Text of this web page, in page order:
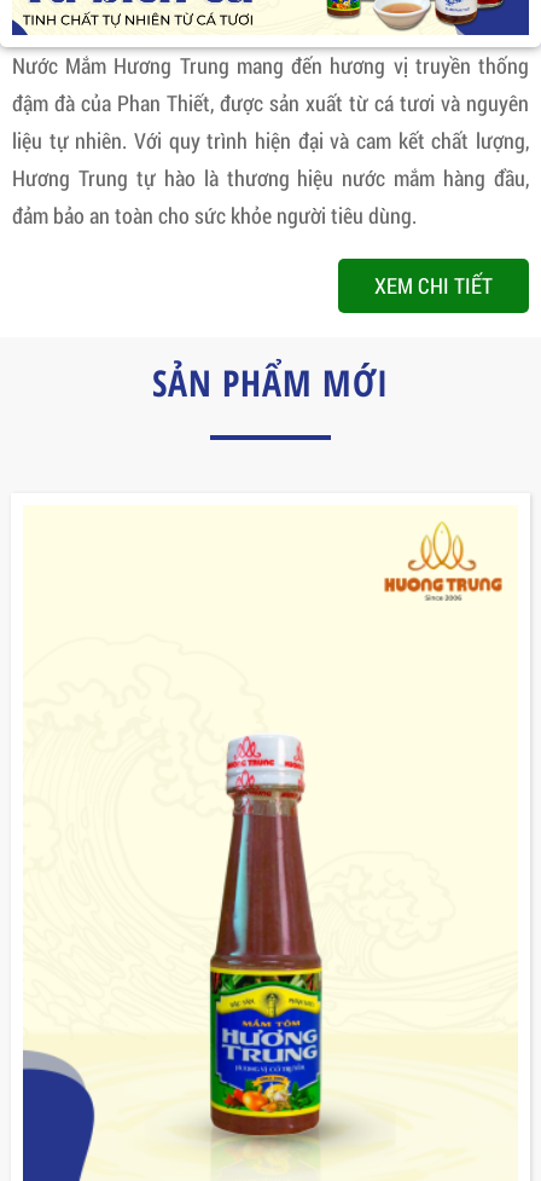
Nước Mắm Hương Trung mang đến hương vị truyền thống
đậm đà của Phan Thiết, được sản xuất từ cá tươi và nguyên
liệu tự nhiên. Với quy trình hiện đại và cam kết chất lượng,
Hương Trung tự hào là thương hiệu nước mắm hàng đầu,
đảm bảo an toàn cho sức khỏe người tiêu dùng.
XEM CHI TIẾT
SẢN PHẨM MỚI